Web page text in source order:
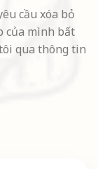
cầu xóa bỏ
của mình bất
qua thông tin